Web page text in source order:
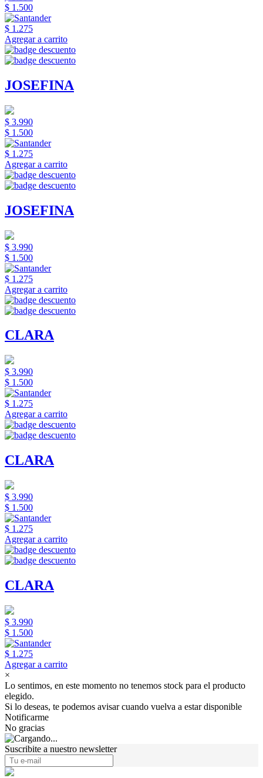
$ 1.500
$ 1.275
Agregar a carrito
JOSEFINA
$ 3.990
$ 1.500
$ 1.275
Agregar a carrito
JOSEFINA
$ 3.990
$ 1.500
$ 1.275
Agregar a carrito
CLARA
$ 3.990
$ 1.500
$ 1.275
Agregar a carrito
CLARA
$ 3.990
$ 1.500
$ 1.275
Agregar a carrito
CLARA
$ 3.990
$ 1.500
$ 1.275
Agregar a carrito
×
Lo sentimos, en este momento no tenemos stock para el producto
elegido.
Si lo deseas, te podemos avisar cuando vuelva a estar disponible
Notificarme
No gracias
Suscribite a nuestro newsletter